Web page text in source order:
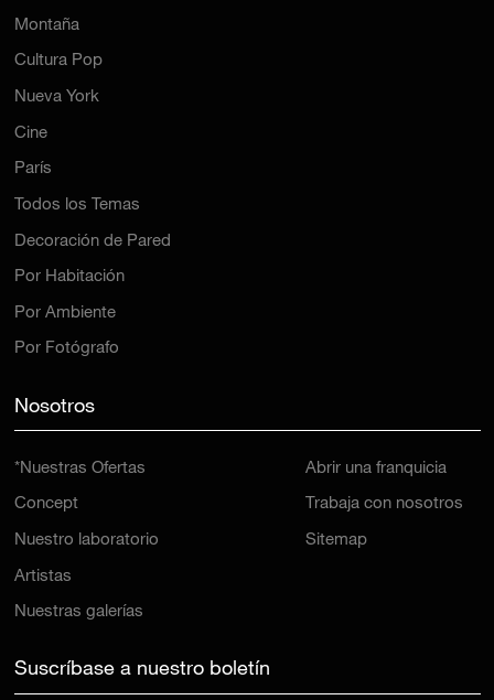
Montaña
Cultura Pop
Nueva York
Cine
París
Todos los Temas
Decoración de Pared
Por Habitación
Por Ambiente
Por Fotógrafo
Nosotros
*Nuestras Ofertas
Concept
Nuestro laboratorio
Artistas
Nuestras galerías
Abrir una franquicia
Trabaja con nosotros
Sitemap
Suscríbase a nuestro boletín